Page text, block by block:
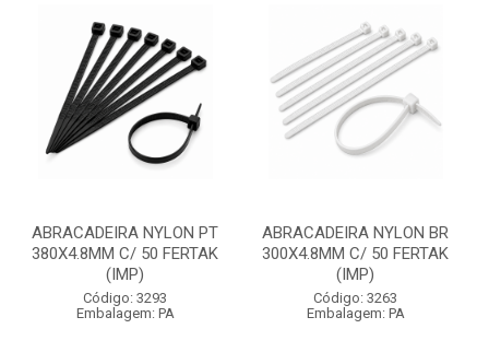
ABRACADEIRA NYLON PT
380X4.8MM C/ 50 FERTAK
(IMP)
Código: 3293
Embalagem: PA
ABRACADEIRA NYLON BR
300X4.8MM C/ 50 FERTAK
(IMP)
Código: 3263
Embalagem: PA